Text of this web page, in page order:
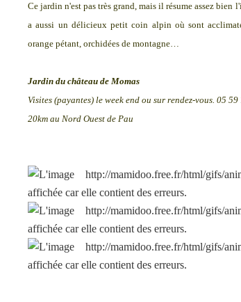
Ce jardin n'est pas très grand, mais il résume assez bien
a aussi un délicieux petit coin alpin où sont
orange pétant, orchidées de montagne…
Jardin du château de Momas
Visites (payantes) le week end ou sur rendez-vous. 05 59
20km au Nord Ouest de Pau